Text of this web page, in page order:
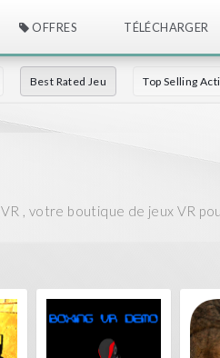
OFFRES TÉLÉCHARGER
Best Rated Jeu Top Selling
, votre boutique de jeux VR